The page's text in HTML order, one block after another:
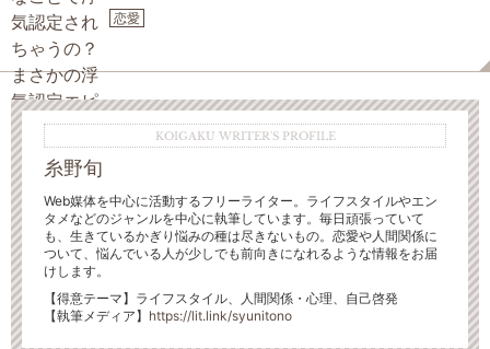
恋愛
KOIGAKU WRITER'S PROFILE
糸野旬
Web媒体を中心に活動するフリーライター。ライフスタイルやエン
タメなどのジャンルを中心に執筆しています。毎日頑張っていて
も、生きているかぎり悩みの種は尽きないもの。恋愛や人間関係に
ついて、悩んでいる人が少しでも前向きになれるような情報をお届
けします。
【得意テーマ】ライフスタイル、人間関係・心理、自己啓発
【執筆メディア】 https://lit.link/syunitono